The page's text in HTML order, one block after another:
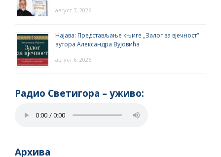
август 7, 2026
Најава: Представљање књиге „Залог за вјечност“
аутора Александра Вујовића
август 6, 2026
Радио Светигора – yживо:
Архива